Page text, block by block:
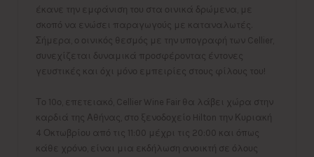
έκανε την εμφάνιση του στα οινικά δρώμενα, με
σκοπό να ενώσει παραγωγούς με καταναλωτές.
Σήμερα, ο οινικός θεσμός με την υπογραφή των Cellier,
συνεχίζεται δυναμικά προσφέροντας έντονες
γευστικές και όχι μόνο εμπειρίες στους φίλους του!
Το 10ο, επετειακό, Cellier Wine Fair θα λάβει χώρα στην
καρδιά της Αθήνας, στο ξενοδοχείο Hilton την Κυριακή
4 Οκτωβρίου από τις 11:00 μέχρι τις 20:00 και όπως
κάθε χρόνο, είναι μια εκδήλωση ανοικτή σε όλους